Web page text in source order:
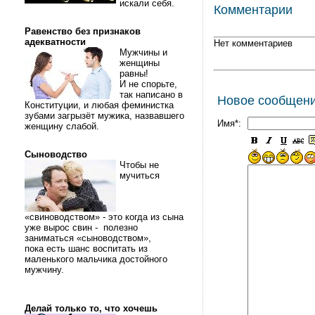
искали себя.
Равенство без признаков
адекватности
Мужчины и
женщины
равны!
И не спорьте,
так написано в
Конституции, и любая феминистка
зубами загрызёт мужика, назвавшего
женщину слабой.
Сыноводство
Чтобы не
мучиться
«свиноводством» - это когда из сына
уже вырос свин - полезно
заниматься «сыноводством»,
пока есть шанс воспитать из
маленького мальчика достойного
мужчину.
Делай только то, что хочешь
Комментарии
Нет комментариев
Новое
Имя*: